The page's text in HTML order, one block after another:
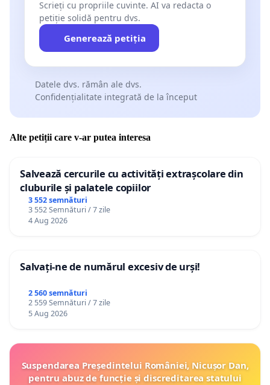
Scrieți cu propriile cuvinte. AI va redacta o
petiție solidă pentru dvs.
Generează petiția
Datele dvs. rămân ale dvs.
Confidențialitate integrată de la început
Alte petiții care v-ar putea interesa
Salvează cercurile cu activități extrașcolare din
cluburile și palatele copiilor
3 552 semnături
3 552 Semnături / 7 zile
4 Aug 2026
Salvați-ne de numărul excesiv de urși!
2 560 semnături
2 559 Semnături / 7 zile
5 Aug 2026
Suspendarea Președintelui României, Nicușor Dan,
pentru abuz de funcție și discreditarea statului